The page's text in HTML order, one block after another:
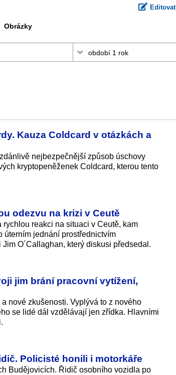
Editovat
Obrázky
Kauza Coldcard v otázkách a
nejbezpečnější způsob úschovy
kryptopeněženek Coldcard, kterou tento
odezvu na krizi v Ceutě
reakci na situaci v Ceutě, kam
úterním jednání prostřednictvím
O´Callaghan, který diskusi předsedal.
jim brání pracovní vytížení,
nové zkušenosti. Vyplývá to z nového
se lidé dál vzdělávají jen zřídka. Hlavními
Policisté honili i motorkáře
Budějovicích. Řidič osobního vozidla po